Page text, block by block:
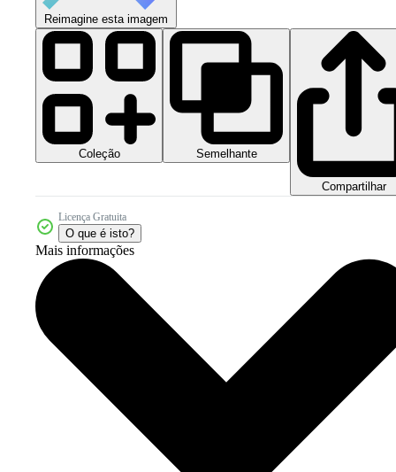
Reimagine esta imagem
Coleção Semelhante
Compartilhar
Licença Gratuita
O que é isto?
Mais informações